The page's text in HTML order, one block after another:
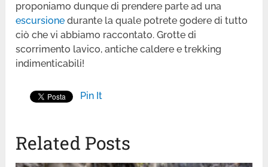
proponiamo dunque di prendere parte ad una
escursione durante la quale potrete godere di tutto
ciò che vi abbiamo raccontato. Grotte di
scorrimento lavico, antiche caldere e trekking
indimenticabili!
Pin It
Related Posts